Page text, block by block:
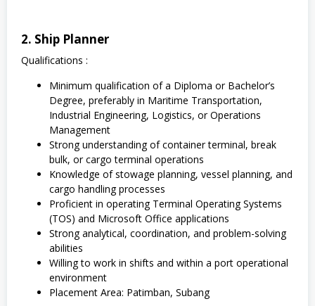
2. Ship Planner
Qualifications :
Minimum qualification of a Diploma or Bachelor’s
Degree, preferably in Maritime Transportation,
Industrial Engineering, Logistics, or Operations
Management
Strong understanding of container terminal, break
bulk, or cargo terminal operations
Knowledge of stowage planning, vessel planning, and
cargo handling processes
Proficient in operating Terminal Operating Systems
(TOS) and Microsoft Office applications
Strong analytical, coordination, and problem-solving
abilities
Willing to work in shifts and within a port operational
environment
Placement Area: Patimban, Subang